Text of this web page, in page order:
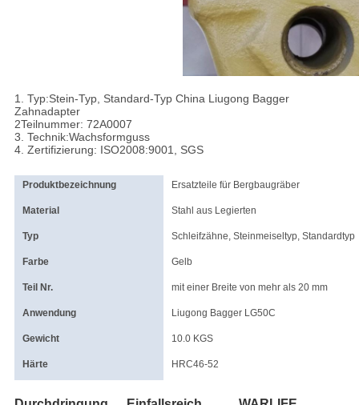
1. Typ:Stein-Typ, Standard-Typ China Liugong Bagger
Zahnadapter
2Teilnummer: 72A0007
3. Technik:Wachsformguss
4. Zertifizierung: ISO2008:9001, SGS
Produktbezeichnung Ersatzteile für Bergbaugräber
Material Stahl aus Legierten
Typ Schleifzähne, Steinmeiseltyp, Standardtyp
Farbe Gelb
Teil Nr. mit einer Breite von mehr als 20 mm
Anwendung Liugong Bagger LG50C
Gewicht 10.0 KGS
Härte HRC46-52